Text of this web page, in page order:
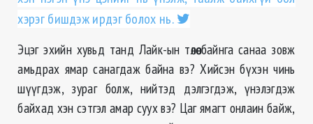
хэрэг бишдэж ирдэг болох нь.
Эцэг эхийн хувьд танд Лайк-ын төлөө байнга санаа зовж
амьдрах ямар санагдаж байна вэ? Хийсэн бүхэн чинь
шүүгдэж, зураг болж, нийтэд дэлгэгдэж, үнэлэгдэж
байхад хэн сэтгэл амар суух вэ? Цаг ямагт онлаин байж,